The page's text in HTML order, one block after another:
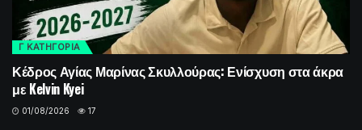
Γ ΚΑΤΗΓΟΡΙΑ
Κέδρος Αγίας Μαρίνας Σκυλλούρας: Ενίσχυση στα άκρα
με Kelvin Kyei
01/08/2026 17